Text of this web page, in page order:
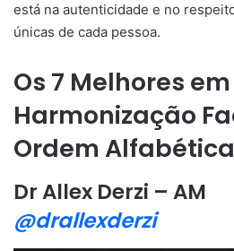
está na autenticidade e no
únicas de cada pessoa.
Os 7 Melhores em
Harmonização
Ordem Alfabética
DrAllex Derzi – AM
@drallexderzi